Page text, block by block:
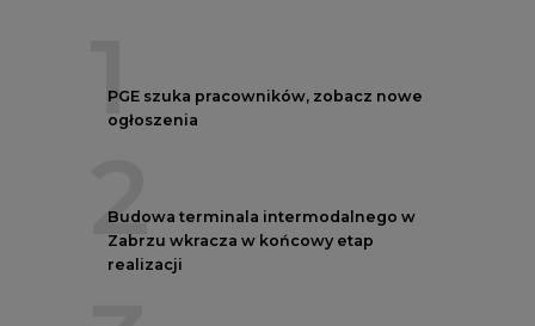
1
PGE szuka pracowników, zobacz nowe
ogłoszenia
2
Budowa terminala intermodalnego w
Zabrzu wkracza w końcowy etap
realizacji